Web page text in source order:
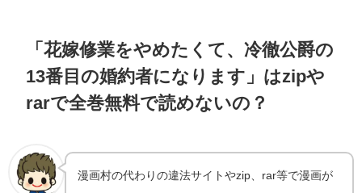
「花嫁修業をやめたくて、冷徹公爵の
13番目の婚約者になります」はzipや
rarで全巻無料で読めないの？
漫画村の代わりの違法サイトやzip、rar等で漫画が